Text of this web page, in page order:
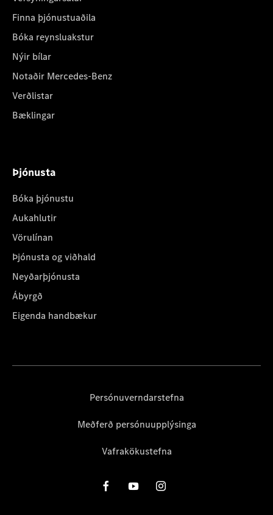
Finna þjónustuaðila
Bóka reynsluakstur
Nýir bílar
Notaðir Mercedes-Benz
Verðlistar
Bæklingar
Þjónusta
Bóka þjónustu
Aukahlutir
Vörulínan
Þjónusta og viðhald
Neyðarþjónusta
Ábyrgð
Eigenda handbækur
Persónuverndarstefna
Meðferð persónuupplýsinga
Vafrakökustefna